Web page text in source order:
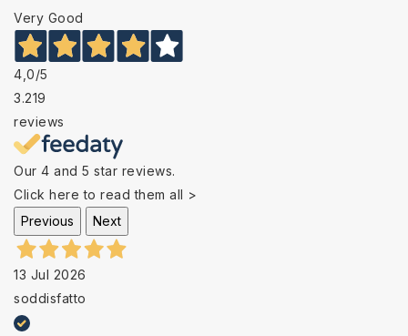
Very Good
4,0/5
3.219
reviews
Our 4 and 5 star reviews.
Click here to read them all >
Previous
Next
13 Jul 2026
soddisfatto